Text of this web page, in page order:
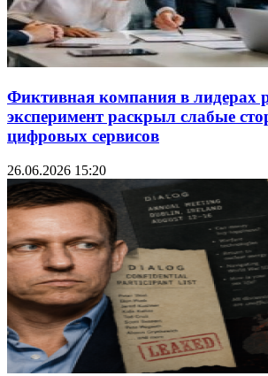
Фиктивная компания в лидерах
эксперимент раскрыл слабые
цифровых сервисов
26.06.2026 15:20